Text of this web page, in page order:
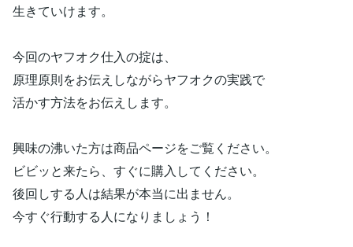
生きていけます。
今回のヤフオク仕入の掟は、
原理原則をお伝えしながらヤフオクの実践で
活かす方法をお伝えします。
興味の沸いた方は商品ページをご覧ください。
ビビッと来たら、すぐに購入してください。
後回しする人は結果が本当に出ません。
今すぐ行動する人になりましょう！